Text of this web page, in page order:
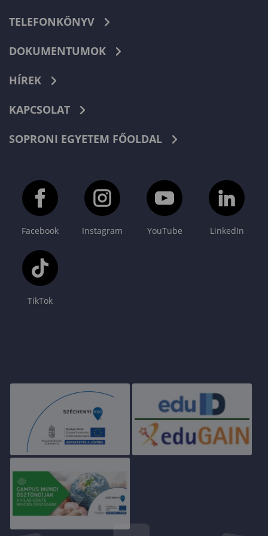
TELEFONKÖNYV
DOKUMENTUMOK
HÍREK
KAPCSOLAT
SOPRONI EGYETEM FŐOLDAL
Facebook Instagram YouTube LinkedIn
TikTok